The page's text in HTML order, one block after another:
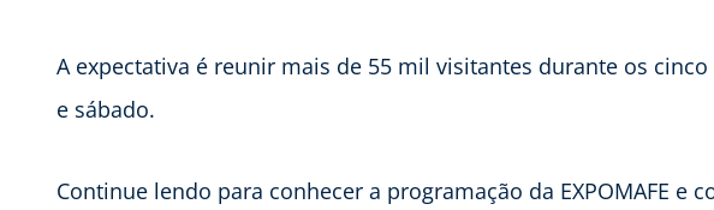
A expectativa é reunir mais de 55 mil visitantes durante os
e sábado.
Continue lendo para conhecer a programação da EXPOMAFE e